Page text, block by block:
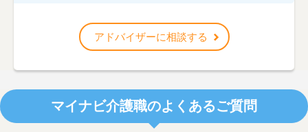
アドバイザーに相談する
マイナビ介護職のよくあるご質問